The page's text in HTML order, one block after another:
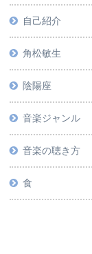
自己紹介
角松敏生
陰陽座
音楽ジャンル
音楽の聴き方
食